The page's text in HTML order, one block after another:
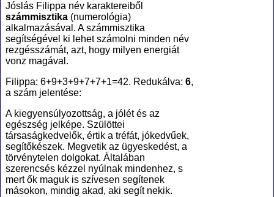
Jóslás Filippa név karaktereiből
számmisztika (numerológia)
alkalmazásával. A számmisztika
segítségével ki lehet számolni minden név
rezgésszámát, azt, hogy milyen energiát
vonz magával.
Filippa: 6+9+3+9+7+7+1=42. Redukálva: 6,
a szám jelentése:
A kiegyensúlyozottság, a jólét és az
egészség jelképe. Szülöttei
társaságkedvelők, értik a tréfát, jókedvűek,
segítőkészek. Megvetik az ügyeskedést, a
törvénytelen dolgokat. Általában
szerencsés kézzel nyúlnak mindenhez, s
mert ők maguk is szívesen segítenek
másokon, mindig akad, aki segít nekik.